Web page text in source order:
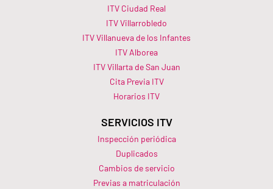
ITV Ciudad Real
ITV Villarrobledo
ITV Villanueva de los Infantes
ITV Alborea
ITV Villarta de San Juan
Cita Previa ITV
Horarios ITV​
SERVICIOS ITV
Inspección periódica
Duplicados
Cambios de servicio
Previas a matriculación